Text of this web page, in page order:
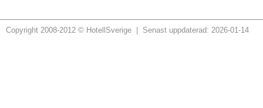
Copyright 2008-2012 © HotellSverige | Senast uppdaterad: 2026-01-14